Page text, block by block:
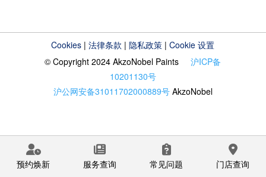
Cookies |法律条款 |隐私政策 |Cookie 设置
© Copyright 2024 AkzoNobel Paints沪ICP备
10201130号
沪公网安备31011702000889号 AkzoNobel
预约焕新 服务查询 常见问题 门店查询